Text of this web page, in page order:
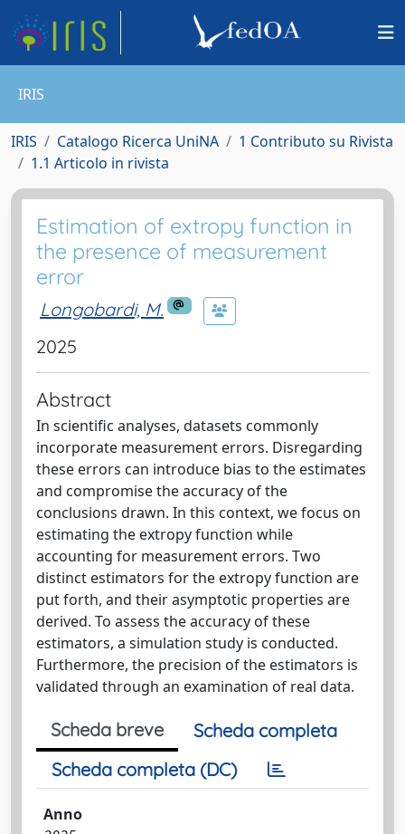
IRIS
IRIS Catalogo Ricerca UniNA
1 Contributo su Rivista
1.1 Articolo in rivista
Estimation of extropy function in
the presence of measurement
error
Longobardi, M.
2025
Abstract
In scientific analyses, datasets commonly
incorporate measurement errors. Disregarding
these errors can introduce bias to the estimates
and compromise the accuracy of the
conclusions drawn. In this context, we focus on
estimating the extropy function while
accounting for measurement errors. Two
distinct estimators for the extropy function are
put forth, and their asymptotic properties are
derived. To assess the accuracy of these
estimators, a simulation study is conducted.
Furthermore, the precision of the estimators is
validated through an examination of real data.
Scheda breve
Scheda completa
Scheda completa (DC)
Anno